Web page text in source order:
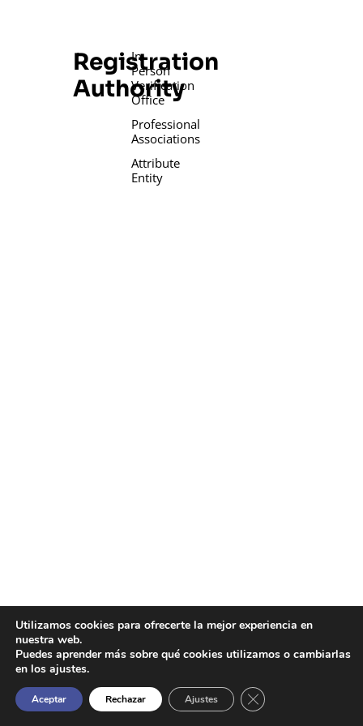
Registration
Authority
In-
Person
Verification
Office
Professional
Associations
Attribute
Entity
Utilizamos cookies para ofrecerte la mejor experiencia en
nuestra web.
Puedes aprender más sobre qué cookies utilizamos o cambiarlas
en los ajustes.
Aceptar Rechazar Ajustes Cerrar el banner de